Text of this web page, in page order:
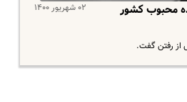
۰۲ شهریور ۱۴۰۰
محبوب کشور
از رفتن گفت.